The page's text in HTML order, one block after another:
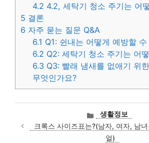
4.2 4.2, 세탁기 청소 주기는 어
5 결론
6 자주 묻는 질문 Q&A
6.1 Q1: 쉰내는 어떻게 예방할
6.2 Q2: 세탁기 청소 주기는 어
6.3 Q3: 빨래 냄새를 없애기 위
무엇인가요?
카
테
고
생활정보
크록스 사이즈표는?(남자, 여자, 남
얼)